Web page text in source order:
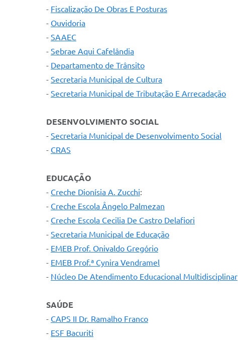
- Fiscalização De Obras E Posturas
- Ouvidoria
- SAAEC
- Sebrae Aqui Cafelândia
- Departamento de Trânsito
- Secretaria Municipal de Cultura
- Secretaria Municipal de Tributação E Arrecadação
DESENVOLVIMENTO SOCIAL
- Secretaria Municipal de Desenvolvimento Social
- CRAS
EDUCAÇÃO
- Creche Dionísia A. Zucchi:
- Creche Escola Ângelo Palmezan
- Creche Escola Cecilia De Castro Delafiori
- Secretaria Municipal de Educação
- EMEB Prof. Onivaldo Gregório
- EMEB Prof.ª Cynira Vendramel
- Núcleo De Atendimento Educacional Multidisciplinar
SAÚDE
- CAPS II Dr. Ramalho Franco
- ESF Bacuriti